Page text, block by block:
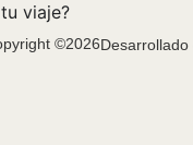
viaje?
©2026Desarrollado